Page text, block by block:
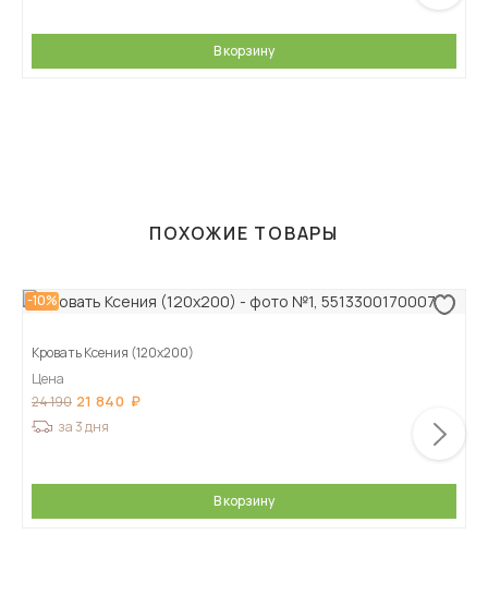
В корзину
ПОХОЖИЕ ТОВАРЫ
-10%
Кровать Ксения (120х200)
Цена
24 190 21 840
за 3 дня
В корзину